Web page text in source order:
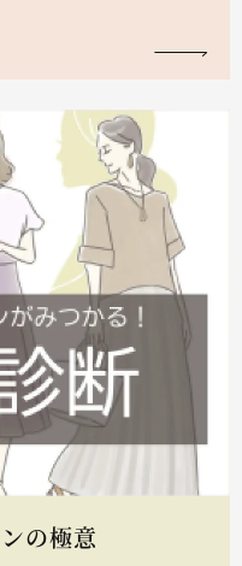
の極意